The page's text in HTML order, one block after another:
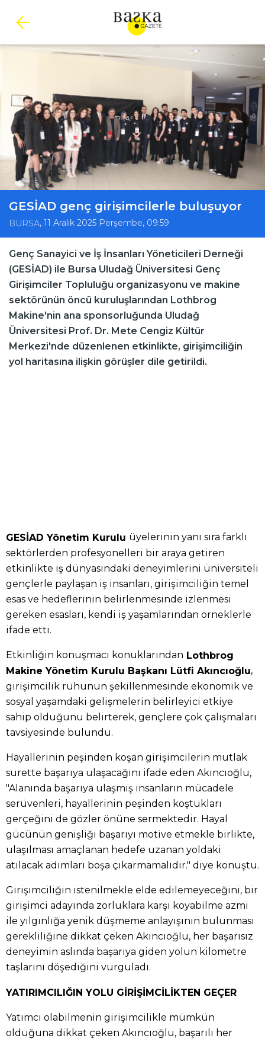
GESİAD genç girişimcilerle buluşuyor
BURSA, 11 Aralık 2025 Perşembe, 09:59
Genç Sanayici ve İş İnsanları Yöneticileri Derneği
(GESİAD) ile Bursa Uludağ Üniversitesi Genç
Girişimciler Topluluğu organizasyonu ve makine
sektörünün öncü kuruluşlarından Lothbrog
Makine'nin ana sponsorluğunda Uludağ
Üniversitesi Prof. Dr. Mete Cengiz Kültür
Merkezi'nde düzenlenen etkinlikte, girişimciliğin
yol haritasına ilişkin görüşler dile getirildi.
GESİAD Yönetim Kurulu üyelerinin yanı sıra farklı
sektörlerden profesyonelleri bir araya getiren
etkinlikte iş dünyasındaki deneyimlerini üniversiteli
gençlerle paylaşan iş insanları, girişimciliğin temel
esas ve hedeflerinin belirlenmesinde izlenmesi
gereken esasları, kendi iş yaşamlarından örneklerle
ifade etti.
Etkinliğin konuşmacı konuklarından Lothbrog
Makine Yönetim Kurulu Başkanı Lütfi Akıncıoğlu,
girişimcilik ruhunun şekillenmesinde ekonomik ve
sosyal yaşamdaki gelişmelerin belirleyici etkiye
sahip olduğunu belirterek, gençlere çok çalışmaları
tavsiyesinde bulundu.
Hayallerinin peşinden koşan girişimcilerin mutlak
surette başarıya ulaşacağını ifade eden Akıncıoğlu,
"Alanında başarıya ulaşmış insanların mücadele
serüvenleri, hayallerinin peşinden koştukları
gerçeğini de gözler önüne sermektedir. Hayal
gücünün genişliği başarıyı motive etmekle birlikte,
ulaşılması amaçlanan hedefe uzanan yoldaki
atılacak adımları boşa çıkarmamalıdır." diye konuştu.
Girişimciliğin istenilmekle elde edilemeyeceğini, bir
girişimci adayında zorluklara karşı koyabilme azmi
ile yılgınlığa yenik düşmeme anlayışının bulunması
gerekliliğine dikkat çeken Akıncıoğlu, her başarısız
deneyimin aslında başarıya giden yolun kilometre
taşlarını döşediğini vurguladı.
YATIRIMCILIĞIN YOLU GİRİŞİMCİLİKTEN GEÇER
Yatımcı olabilmenin girişimcilikle mümkün
olduğuna dikkat çeken Akıncıoğlu, başarılı her